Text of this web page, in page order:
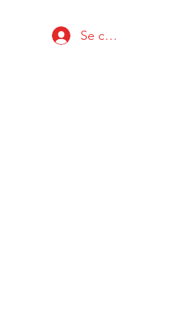
Se connecter